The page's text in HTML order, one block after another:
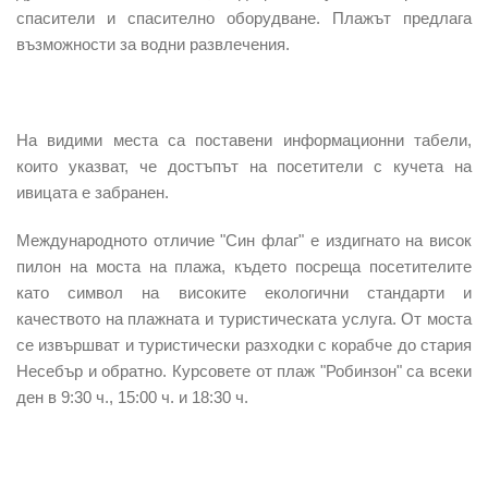
спасители и спасително оборудване. Плажът предлага
възможности за водни развлечения.
На видими места са поставени информационни табели,
които указват, че достъпът на посетители с кучета на
ивицата е забранен.
Международното отличие "Син флаг" е издигнато на висок
пилон на моста на плажа, където посреща посетителите
като символ на високите екологични стандарти и
качеството на плажната и туристическата услуга. От моста
се извършват и туристически разходки с корабче до стария
Несебър и обратно. Курсовете от плаж "Робинзон" са всеки
ден в 9:30 ч., 15:00 ч. и 18:30 ч.